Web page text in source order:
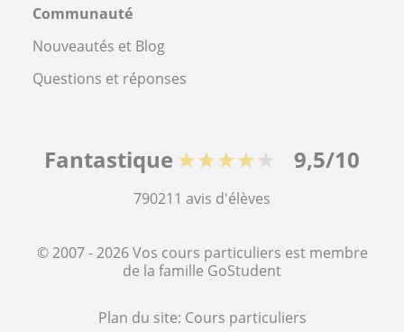
Communauté
Nouveautés et Blog
Questions et réponses
Fantastique ★★★★★ 9,5/10
790211 avis d'élèves
© 2007 - 2026 Vos cours particuliers est membre
de la famille GoStudent
Plan du site: Cours particuliers